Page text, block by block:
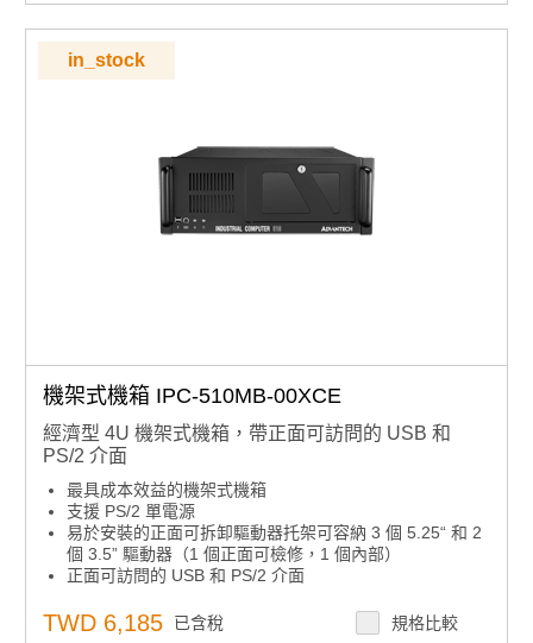
in_stock
機架式機箱 IPC-510MB-00XCE
經濟型 4U 機架式機箱，帶正面可訪問的 USB 和
PS/2 介面
最具成本效益的機架式機箱
支援 PS/2 單電源
易於安裝的正面可拆卸驅動器托架可容納 3 個 5.25“ 和 2
個 3.5” 驅動器（1 個正面可檢修，1 個內部）
正面可訪問的 USB 和 PS/2 介面
TWD 6,185 已含稅 規格比較